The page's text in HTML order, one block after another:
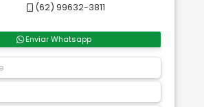
(62) 99632-3811
Enviar Whatsapp